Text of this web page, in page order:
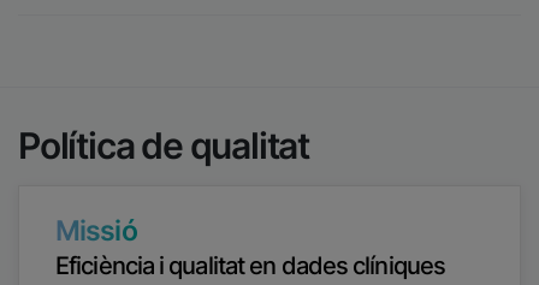
Política de qualitat
Missió
Eficiència i qualitat en dades clíniques